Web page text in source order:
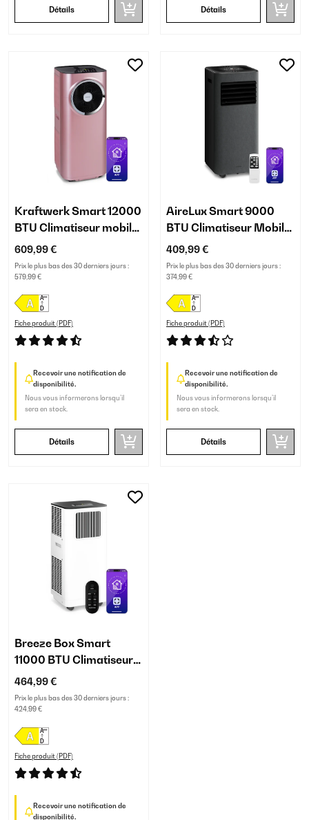
Détails Détails
Kraftwerk Smart 12000
BTU Climatiseur mobile
Or rose
609,99 €
Prix le plus bas des 30 derniers jours :
579,99 €
Fiche produit (PDF)
Recevoir une notification de
disponibilité.
Nous vous informerons lorsqu’il
sera en stock.
Détails
AireLux Smart 9000
BTU Climatiseur Mobile
Gris Foncé
409,99 €
Prix le plus bas des 30 derniers jours :
374,99 €
Fiche produit (PDF)
Recevoir une notification de
disponibilité.
Nous vous informerons lorsqu’il
sera en stock.
Détails
Breeze Box Smart
11000 BTU Climatiseur
Mobile Blanc
464,99 €
Prix le plus bas des 30 derniers jours :
424,99 €
Fiche produit (PDF)
Recevoir une notification de
disponibilité.